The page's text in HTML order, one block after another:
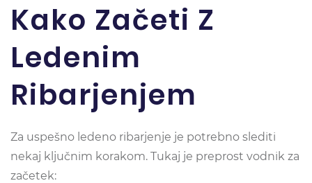
Kako Začeti Z
Ledenim
Ribarjenjem
Za uspešno ledeno ribarjenje je potrebno slediti
nekaj ključnim korakom. Tukaj je preprost vodnik za
začetek: